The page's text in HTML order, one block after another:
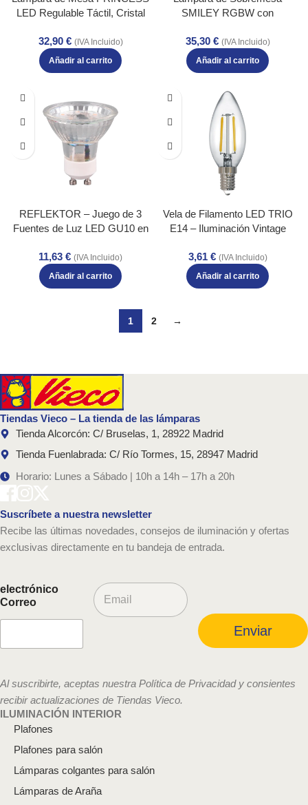
LED Regulable Táctil, Cristal
– Color: Cromo – Material:
Metal – Tipo de Luz: LED –
Lúmenes: 250 – Temperatura:
32,90 € (IVA Incluido)
Añadir al carrito
SMILEY RGBW con
Tridimensional y Eficiencia
Energética – Color: Cromo –
Material: Metal – Tipo de Luz:
Temperatura: 3000K
35,30 € (IVA Incluido)
Añadir al carrito
REFLEKTOR – Juego de 3
Fuentes de Luz LED GU10 en
Energética – Color: Plata –
Material: Metal – Tipo de Luz:
LED – Lúmenes: 250 –
11,63 € (IVA Incluido)
Añadir al carrito
Vela de Filamento LED TRIO
E14 – Iluminación Vintage
Transparente claro – Material:
Vidrio – Tipo de Luz: LED –
Lúmenes: 250 – Temperatura:
3,61 € (IVA Incluido)
Añadir al carrito
1 2 →
Tiendas Vieco – La tienda de las lámparas
Tienda Alcorcón: C/ Bruselas, 1, 28922 Madrid
Tienda Fuenlabrada: C/ Río Tormes, 15, 28947 Madrid
Horario: Lunes a Sábado | 10h a 14h – 17h a 20h
Suscríbete a nuestra newsletter
Recibe las últimas novedades, consejos de iluminación y ofertas
exclusivas directamente en tu bandeja de entrada.
electrónico
Correo
C
o
l
c
t
ó
i
c
o
Enviar
Al suscribirte, aceptas nuestra Política de Privacidad y consientes
recibir actualizaciones de Tiendas Vieco.
ILUMINACIÓN INTERIOR
Plafones
Plafones para salón
Lámparas colgantes para salón
Lámparas de Araña